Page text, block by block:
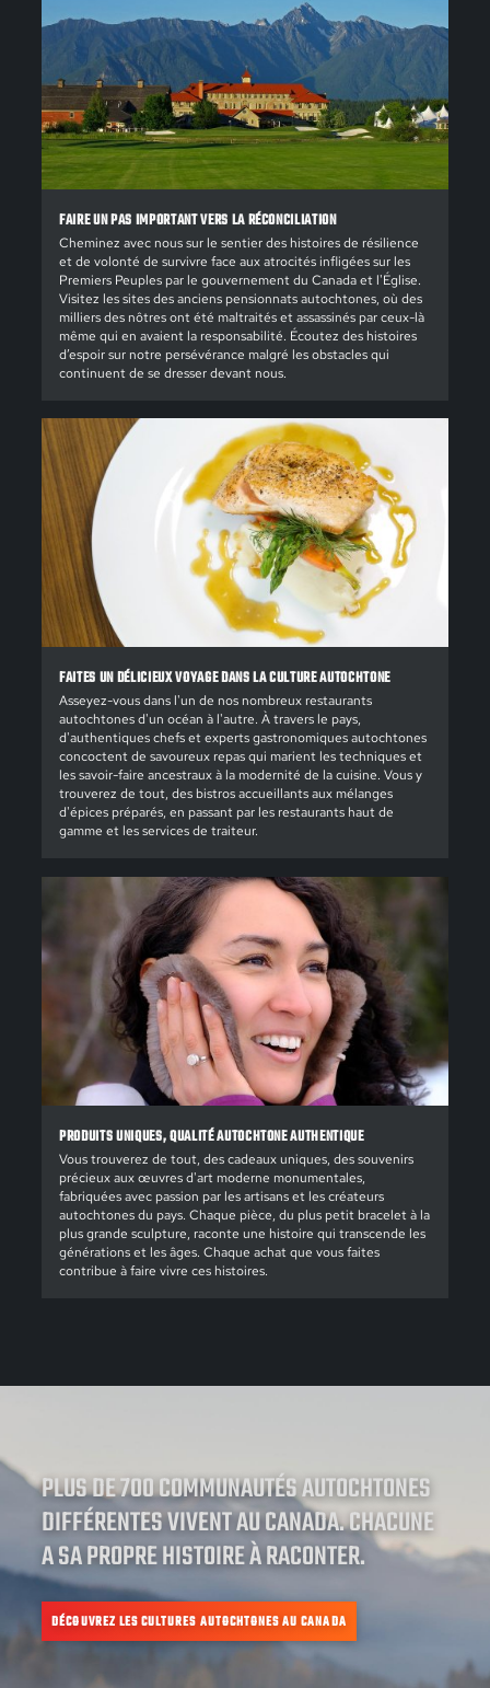
FAIRE UN PAS IMPORTANT VERS LA RÉCONCILIATION
Cheminez avec nous sur le sentier des histoires de résilience
et de volonté de survivre face aux atrocités infligées sur les
Premiers Peuples par le gouvernement du Canada et l'Église.
Visitez les sites des anciens pensionnats autochtones, où des
milliers des nôtres ont été maltraités et assassinés par ceux-là
même qui en avaient la responsabilité. Écoutez des histoires
d’espoir sur notre persévérance malgré les obstacles qui
continuent de se dresser devant nous.
FAITES UN DÉLICIEUX VOYAGE DANS LA CULTURE AUTOCHTONE
Asseyez-vous dans l'un de nos nombreux restaurants
autochtones d'un océan à l'autre. À travers le pays,
d'authentiques chefs et experts gastronomiques autochtones
concoctent de savoureux repas qui marient les techniques et
les savoir-faire ancestraux à la modernité de la cuisine. Vous y
trouverez de tout, des bistros accueillants aux mélanges
d'épices préparés, en passant par les restaurants haut de
gamme et les services de traiteur.
PRODUITS UNIQUES, QUALITÉ AUTOCHTONE AUTHENTIQUE
Vous trouverez de tout, des cadeaux uniques, des souvenirs
précieux aux œuvres d'art moderne monumentales,
fabriquées avec passion par les artisans et les créateurs
autochtones du pays. Chaque pièce, du plus petit bracelet à la
plus grande sculpture, raconte une histoire qui transcende les
générations et les âges. Chaque achat que vous faites
contribue à faire vivre ces histoires.
PLUS DE 700 COMMUNAUTÉS AUTOCHTONES
DIFFÉRENTES VIVENT AU CANADA. CHACUNE
A SA PROPRE HISTOIRE À RACONTER.
DÉCOUVREZ LES CULTURES AUTOCHTONES AU CANADA